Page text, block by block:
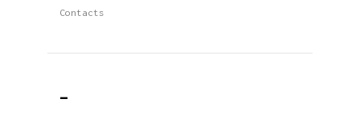
Contacts